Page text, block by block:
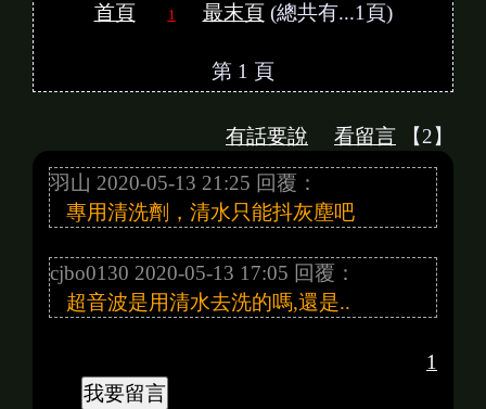
首頁 1 最末頁(總共有...1頁)
第 1 頁
有話要說 看留言 【2】
羽山 2020-05-13 21:25 回覆：
專用清洗劑，清水只能抖灰塵吧
cjbo0130 2020-05-13 17:05 回覆：
超音波是用清水去洗的嗎,還是..
1